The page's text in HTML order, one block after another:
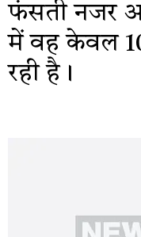
फंसती नजर
में वह केवल
रही है।